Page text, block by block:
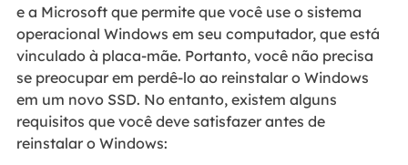
e a Microsoft que permite que você use o sistema
operacional Windows em seu computador, que está
vinculado à placa-mãe. Portanto, você não precisa
se preocupar em perdê-lo ao reinstalar o Windows
em um novo SSD. No entanto, existem alguns
requisitos que você deve satisfazer antes de
reinstalar o Windows: